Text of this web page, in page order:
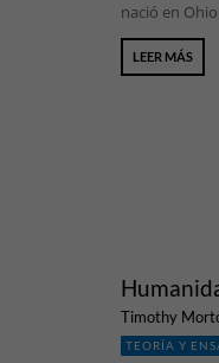
nació en
LEER MÁS
Timothy
TEORÍA Y